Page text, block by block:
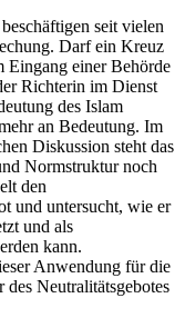
seit vielen
Darf ein Kreuz
Eingang einer Behörde
Richterin im Dienst
des Islam
an Bedeutung. Im
Diskussion steht das
Normstruktur noch
den
und untersucht, wie er
und als
kann.
Anwendung für die
Neutralitätsgebotes